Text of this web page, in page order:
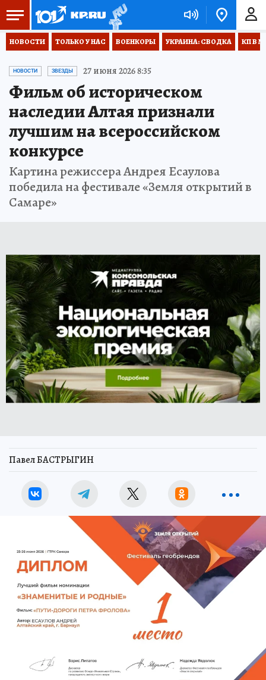
НОВОСТИ ТОЛЬКО У НАС ВОЕНКОРЫ УКРАИНА: СВОДКА КП В
НОВОСТИ ЗВЕЗДЫ 27 июня 2026 8:35
Фильм об историческом
наследии Алтая признали
лучшим на всероссийском
конкурсе
Картина режиссера Андрея Есаулова
победила на фестивале «Земля открытий в
Самаре»
Павел БАСТРЫГИН